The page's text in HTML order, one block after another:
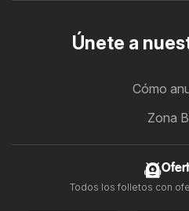
Únete a
Cómo
Zona
Todos los folletos con